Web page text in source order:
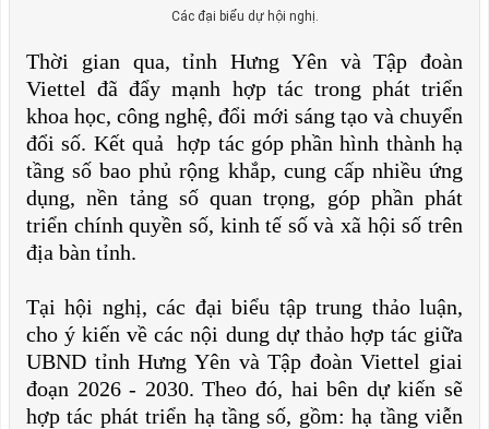
Các đại biểu dự hội nghị.
Thời gian qua, tỉnh Hưng Yên và Tập đoàn
Viettel đã đẩy mạnh hợp tác trong phát triển
khoa học, công nghệ, đổi mới sáng tạo và chuyển
đổi số. Kết quả hợp tác góp phần hình thành hạ
tầng số bao phủ rộng khắp, cung cấp nhiều ứng
dụng, nền tảng số quan trọng, góp phần phát
triển chính quyền số, kinh tế số và xã hội số trên
địa bàn tỉnh.
Tại hội nghị, các đại biểu tập trung thảo luận,
cho ý kiến về các nội dung dự thảo hợp tác giữa
UBND tỉnh Hưng Yên và Tập đoàn Viettel giai
đoạn 2026 - 2030. Theo đó, hai bên dự kiến sẽ
hợp tác phát triển hạ tầng số, gồm: hạ tầng viễn